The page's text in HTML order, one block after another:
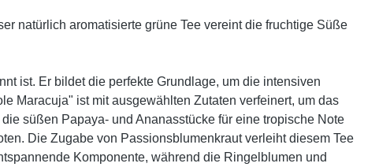
natürlich aromatisierte grüne Tee vereint die fruchtige Süße
ist. Er bildet die perfekte Grundlage, um die intensiven
Maracuja" ist mit ausgewählten Zutaten verfeinert, um das
süßen Papaya- und Ananasstücke für eine tropische Note
Die Zugabe von Passionsblumenkraut verleiht diesem Tee
Komponente, während die Ringelblumen und